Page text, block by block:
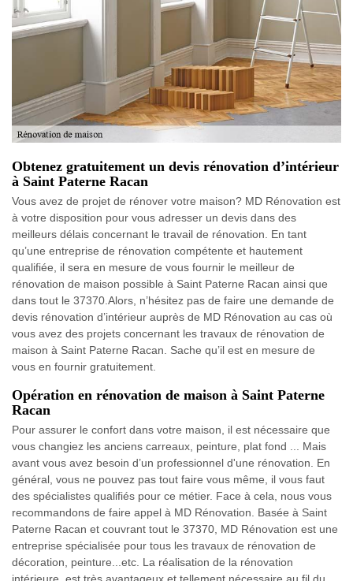
Obtenez gratuitement un devis rénovation d’intérieur
à Saint Paterne Racan
Vous avez de projet de rénover votre maison? MD Rénovation est
à votre disposition pour vous adresser un devis dans des
meilleurs délais concernant le travail de rénovation. En tant
qu’une entreprise de rénovation compétente et hautement
qualifiée, il sera en mesure de vous fournir le meilleur de
rénovation de maison possible à Saint Paterne Racan ainsi que
dans tout le 37370.Alors, n’hésitez pas de faire une demande de
devis rénovation d’intérieur auprès de MD Rénovation au cas où
vous avez des projets concernant les travaux de rénovation de
maison à Saint Paterne Racan. Sache qu’il est en mesure de
vous en fournir gratuitement.
Opération en rénovation de maison à Saint Paterne
Racan
Pour assurer le confort dans votre maison, il est nécessaire que
vous changiez les anciens carreaux, peinture, plat fond ... Mais
avant vous avez besoin d’un professionnel d'une rénovation. En
général, vous ne pouvez pas tout faire vous même, il vous faut
des spécialistes qualifiés pour ce métier. Face à cela, nous vous
recommandons de faire appel à MD Rénovation. Basée à Saint
Paterne Racan et couvrant tout le 37370, MD Rénovation est une
entreprise spécialisée pour tous les travaux de rénovation de
décoration, peinture...etc. La réalisation de la rénovation
intérieure, est très avantageux et tellement nécessaire au fil du